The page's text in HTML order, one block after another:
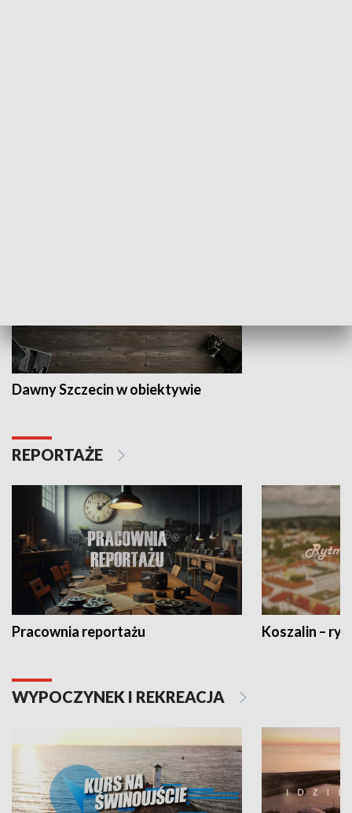
Dawny Szczecin w obiektywie
REPORTAŻE
Pracownia reportażu Koszalin –
WYPOCZYNEK I REKREACJA